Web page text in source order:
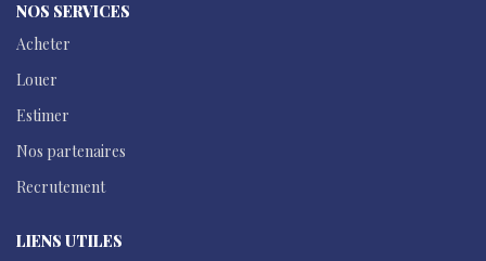
NOS SERVICES
Acheter
Louer
Estimer
Nos partenaires
Recrutement
LIENS UTILES